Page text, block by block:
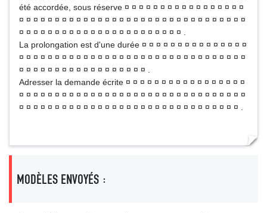
été accordée, sous réserve ¤ ¤ ¤ ¤ ¤ ¤ ¤ ¤ ¤ ¤ ¤ ¤ ¤ ¤ ¤ ¤ ¤
¤ ¤ ¤ ¤ ¤ ¤ ¤ ¤ ¤ ¤ ¤ ¤ ¤ ¤ ¤ ¤ ¤ ¤ ¤ ¤ ¤ ¤ ¤ ¤ ¤ ¤ ¤ ¤ ¤ ¤ ¤ ¤
¤ ¤ ¤ ¤ ¤ ¤ ¤ ¤ ¤ ¤ ¤ ¤ ¤ ¤ ¤ ¤ ¤ ¤ ¤ ¤ ¤ ¤ ¤ .
La prolongation est d'une durée ¤ ¤ ¤ ¤ ¤ ¤ ¤ ¤ ¤ ¤ ¤ ¤ ¤ ¤ ¤
¤ ¤ ¤ ¤ ¤ ¤ ¤ ¤ ¤ ¤ ¤ ¤ ¤ ¤ ¤ ¤ ¤ ¤ ¤ ¤ ¤ ¤ ¤ ¤ ¤ ¤ ¤ ¤ ¤ ¤ ¤ ¤
¤ ¤ ¤ ¤ ¤ ¤ ¤ ¤ ¤ ¤ ¤ ¤ ¤ ¤ ¤ ¤ ¤ ¤ .
Adresser la demande écrite ¤ ¤ ¤ ¤ ¤ ¤ ¤ ¤ ¤ ¤ ¤ ¤ ¤ ¤ ¤ ¤ ¤
¤ ¤ ¤ ¤ ¤ ¤ ¤ ¤ ¤ ¤ ¤ ¤ ¤ ¤ ¤ ¤ ¤ ¤ ¤ ¤ ¤ ¤ ¤ ¤ ¤ ¤ ¤ ¤ ¤ ¤ ¤ ¤
¤ ¤ ¤ ¤ ¤ ¤ ¤ ¤ ¤ ¤ ¤ ¤ ¤ ¤ ¤ ¤ ¤ ¤ ¤ ¤ ¤ ¤ ¤ ¤ ¤ ¤ ¤ ¤ ¤ ¤ ¤ .
MODÈLES ENVOYÉS :